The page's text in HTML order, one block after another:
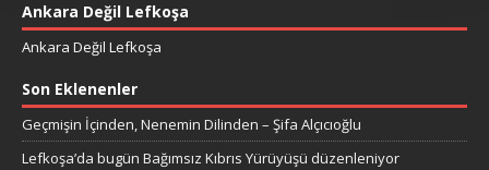
Ankara Değil Lefkoşa
Ankara Değil Lefkoşa
Son Eklenenler
Geçmişin İçinden, Nenemin Dilinden – Şifa Alçıcıoğlu
Lefkoşa’da bugün Bağımsız Kıbrıs Yürüyüşü düzenleniyor